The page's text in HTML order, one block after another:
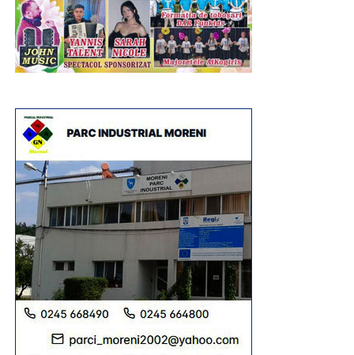
proiect matur, pregătit pentru finanțare, care ar fi adus
tehnologie și producție în județ. Guvernul interimar l-a
abandonat, iar un contract de miliarde de euro a fost
acordat unei companii străine.
Momentul ales pentru vizită lasă doar două explicații,
fie ministrul vine când oamenii sunt acasă pentru că
nu are ce să le spună, fie nu știe că liniile de producție
sunt oprite, deși ministerul a fost înștiințat.
Domnule ministru, de ce nu veniți atunci când toate
liniile de producție funcționează și toți angajații sunt la
muncă, pentru a-i privi în ochi, a-i asculta și a le
explica de ce uzinele lor au rămas fără investiții și